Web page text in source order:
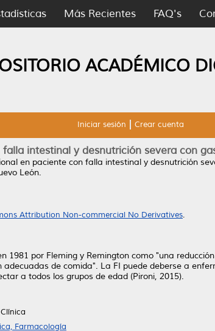
Más Recientes FAQ's
ACADÉMICO
Iniciar sesión Crear cuenta
intestinal y desnutrición severa con
en paciente con falla intestinal y desnutrición
León.
Attribution Non-commercial No Derivatives.
1981 por Fleming y Remington como "una
de comida". La FI puede deberse a
a todos los grupos de edad (Pironi, 2015).
Farmacología